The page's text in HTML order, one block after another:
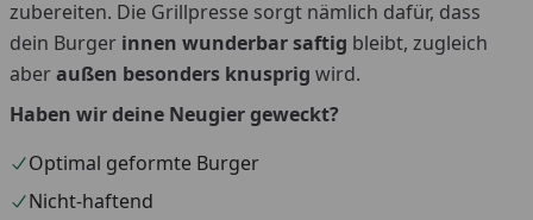
zubereiten. Die Grillpresse sorgt nämlich dafür, dass
dein Burger innen wunderbar saftig bleibt, zugleich
aberaußen besonders knusprig wird.
Haben wir deine Neugier geweckt?
Optimal geformte Burger
Nicht-haftend